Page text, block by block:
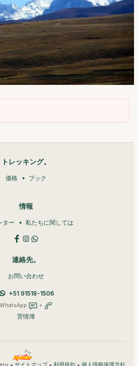
トレッキング。
価格 ブック
情報
ター 私たちに関しては
連絡先。
お問い合わせ
+51 91518-1506
WhatsApp +
苦情簿
• • •